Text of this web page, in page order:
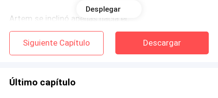
Artem se inclinó apenas hacia él.
—Nuestra gente está conteniendo a los curiosos
afuera —informó con serenidad—, pero aquí dentro ya
Desplegar
Siguiente Capítulo Descargar
Último capítulo